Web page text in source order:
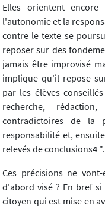
Elles orientent
l'autonomie et la
contre le texte se
reposer sur des
jamais être improvisé
implique qu'il repose
par les élèves
recherche,
contradictoires de la
responsabilité et,
relevés de conclusions4 ".
Ces précisions ne
d'abord visé ? En bref
citoyen qui est mise en